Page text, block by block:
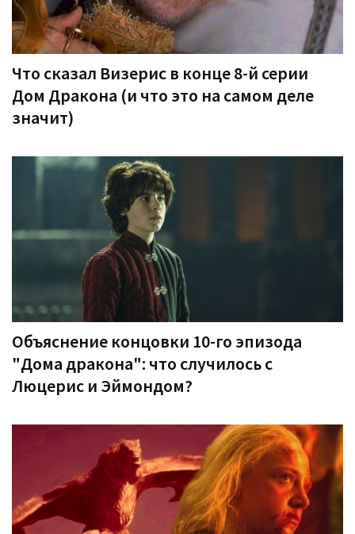
Что сказал Визерис в конце 8-й серии
Дом Дракона (и что это на самом деле
значит)
Объяснение концовки 10-го эпизода
"Дома дракона": что случилось с
Люцерис и Эймондом?